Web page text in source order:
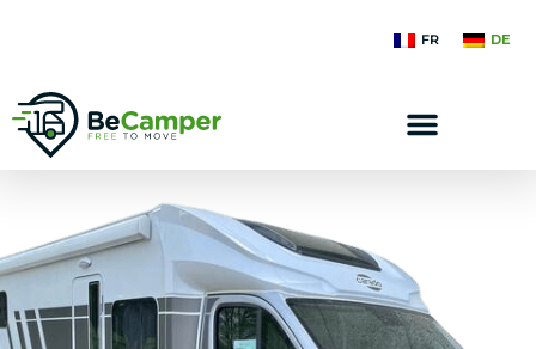
FR DE